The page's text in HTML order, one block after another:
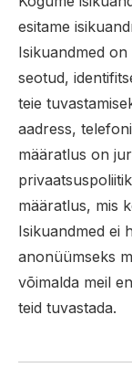
esitame
Isikuandmed
seotud,
teie
aadress,
määratlus on
määratlus, mis
Isikuandmed ei
anonüümseks
võimalda meil
teid tuvastada.